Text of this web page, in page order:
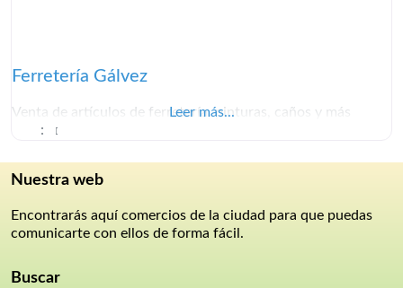
Ferretería Gálvez
Venta de artículos de ferretería, pinturas, caños y más
Leer más...
:
Nuestra web
Encontrarás aquí comercios de la ciudad para que puedas
comunicarte con ellos de forma fácil.
Buscar